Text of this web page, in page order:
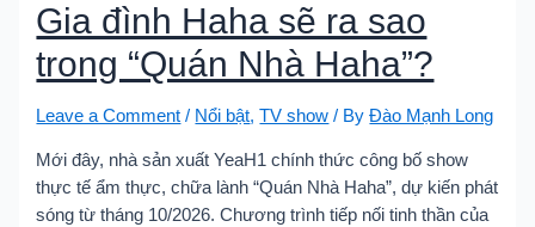
Gia đình Haha sẽ ra sao
trong “Quán Nhà Haha”?
Leave a Comment / Nổi bật,TV show / ByĐào Mạnh Long
Mới đây, nhà sản xuất YeaH1 chính thức công bố show
thực tế ẩm thực, chữa lành “Quán Nhà Haha”, dự kiến phát
sóng từ tháng 10/2026. Chương trình tiếp nối tinh thần của